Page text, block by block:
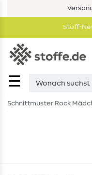
Stoff-
☰
Schnittmuster Rock